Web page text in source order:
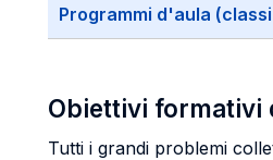
Programmi d'aula (classi
Obiettivi formativi
Tutti i grandi problemi